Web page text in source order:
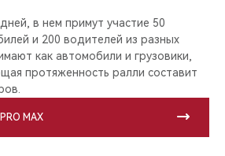
в нем примут участие 50
и 200 водителей из разных
как автомобили и грузовики,
протяженность ралли составит
MAX